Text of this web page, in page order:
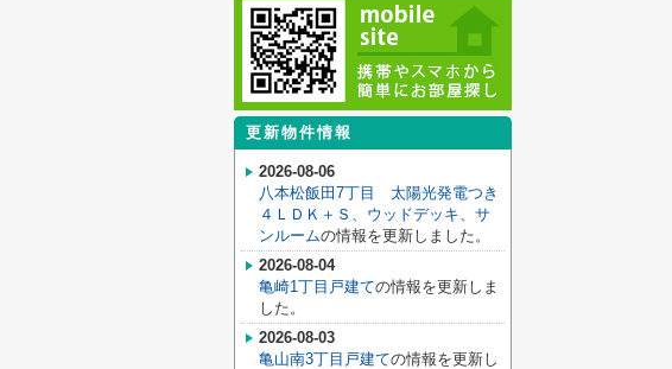
更新物件情報
2026-08-06
八本松飯田7丁目 太陽光発電つき
４ＬＤＫ＋Ｓ、ウッドデッキ、サ
ンルームの情報を更新しました。
2026-08-04
亀崎1丁目戸建ての情報を更新しま
した。
2026-08-03
亀山南3丁目戸建ての情報を更新し